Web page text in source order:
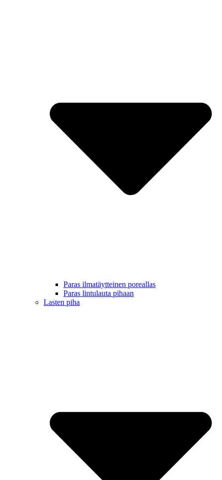
Paras ilmatäytteinen poreallas
Paras lintulauta pihaan
Lasten piha